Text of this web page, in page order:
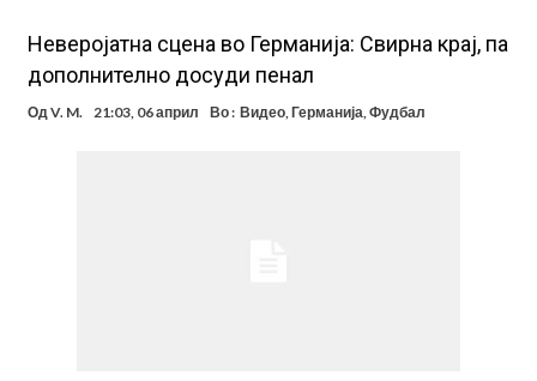
Неверојатна сцена во Германија: Свирна крај, па
дополнително досуди пенал
ОдV. M. 21:03, 06 април Во : Видео,Германија,Фудбал